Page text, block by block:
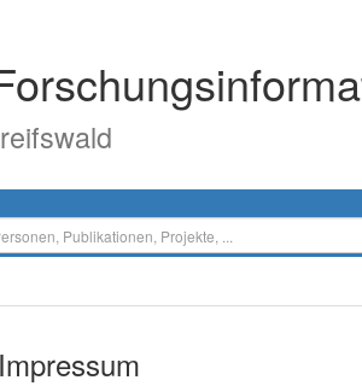
Impressum